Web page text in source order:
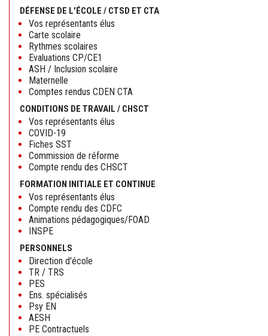
DÉFENSE DE L'ÉCOLE / CTSD ET CTA
Vos représentants élus
Carte scolaire
Rythmes scolaires
Evaluations CP/CE1
ASH / Inclusion scolaire
Maternelle
Comptes rendus CDEN CTA
CONDITIONS DE TRAVAIL / CHSCT
Vos représentants élus
COVID-19
Fiches SST
Commission de réforme
Compte rendu des CHSCT
FORMATION INITIALE ET CONTINUE
Vos représentants élus
Compte rendu des CDFC
Animations pédagogiques/FOAD
INSPE
PERSONNELS
Direction d'école
TR / TRS
PES
Ens. spécialisés
Psy EN
AESH
PE Contractuels